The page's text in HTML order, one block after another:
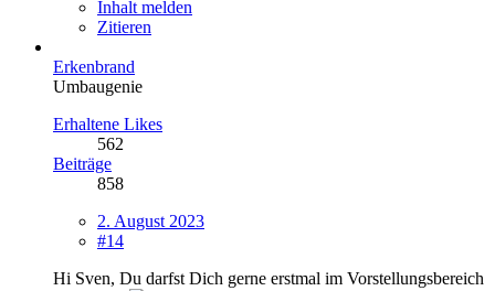
Inhalt melden
Zitieren
Erkenbrand
Umbaugenie
Erhaltene Likes
562
Beiträge
858
2. August 2023
#14
Hi Sven, Du darfst Dich gerne erstmal im Vorstellungsbereich